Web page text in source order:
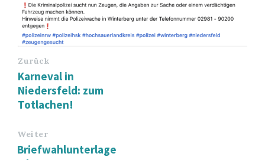
Zurück
Karneval in
Niedersfeld: zum
Totlachen!
Weiter
Briefwahlunterlage